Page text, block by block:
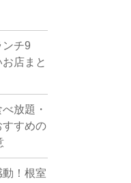
ンチ9
店まと
放題・
すすめの
！根室